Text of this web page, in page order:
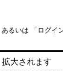
いは 「ログイ
大されます